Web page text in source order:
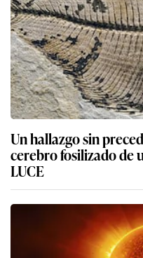
Un hallazgo sin
cerebro fosilizado de
LUCE